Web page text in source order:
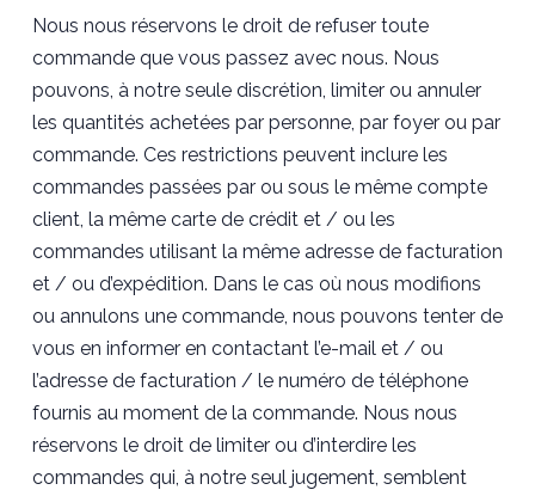
Nous nous réservons le droit de refuser toute
commande que vous passez avec nous. Nous
pouvons, à notre seule discrétion, limiter ou annuler
les quantités achetées par personne, par foyer ou par
commande. Ces restrictions peuvent inclure les
commandes passées par ou sous le même compte
client, la même carte de crédit et / ou les
commandes utilisant la même adresse de facturation
et / ou d’expédition. Dans le cas où nous modifions
ou annulons une commande, nous pouvons tenter de
vous en informer en contactant l’e-mail et / ou
l’adresse de facturation / le numéro de téléphone
fournis au moment de la commande. Nous nous
réservons le droit de limiter ou d’interdire les
commandes qui, à notre seul jugement, semblent